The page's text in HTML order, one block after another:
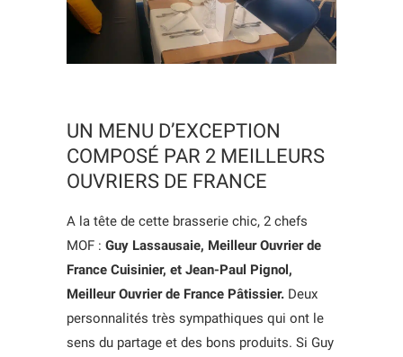
UN MENU D’EXCEPTION
COMPOSÉ PAR 2 MEILLEURS
OUVRIERS DE FRANCE
A la tête de cette brasserie chic, 2 chefs
MOF : Guy Lassausaie, Meilleur Ouvrier de
France Cuisinier, et Jean-Paul Pignol,
Meilleur Ouvrier de France Pâtissier. Deux
personnalités très sympathiques qui ont le
sens du partage et des bons produits. Si Guy